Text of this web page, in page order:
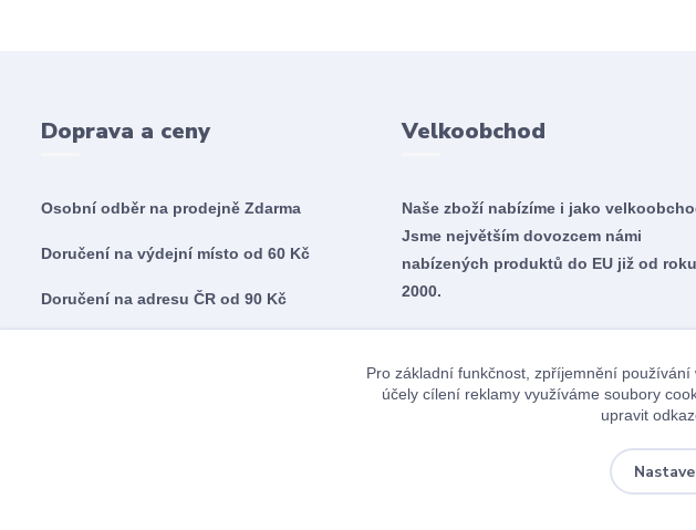
Doprava a ceny
Osobní odběr na prodejně Zdarma
Doručení na výdejní místo od 60 Kč
Doručení na adresu ČR od 90 Kč
Velkoobchod
Naše zboží nabízíme i jako
Jsme největším dovozcem námi
nabízených produktů do EU již od roku
2000.
Pro základní funkčnost, zpříjemnění
účely cílení reklamy využíváme soubory
upravit